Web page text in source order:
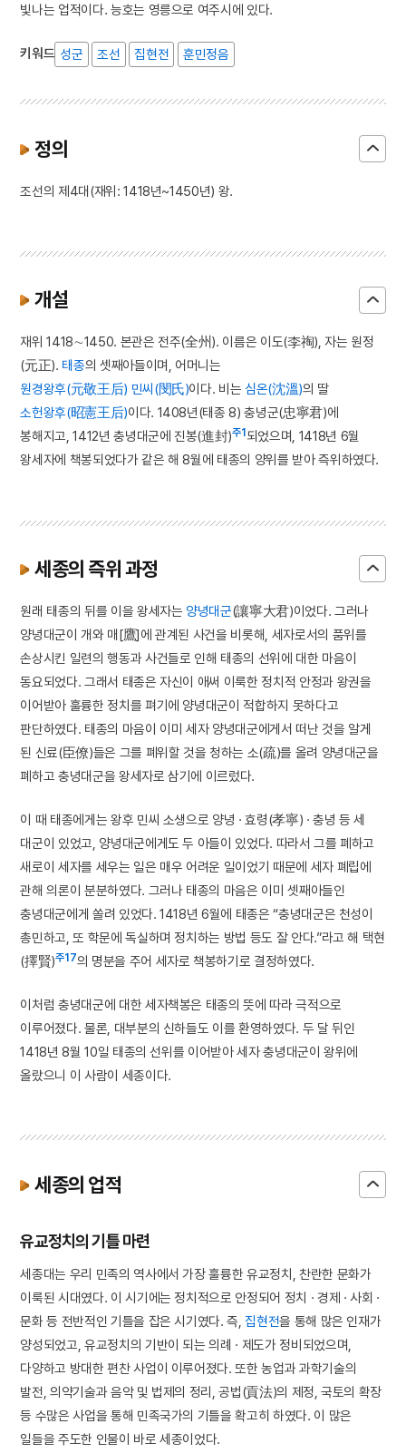
빛나는 업적이다. 능호는 영릉으로 여주시에 있다.
키워드 성군 조선 집현전 훈민정음
정의
조선의 제4대(재위: 1418년~1450년) 왕.
개설
재위 1418∼1450. 본관은 전주(全州). 이름은 이도(李祹), 자는 원정
(元正). 태종의 셋째아들이며, 어머니는
원경왕후(元敬王后) 민씨(閔氏)이다. 비는 심온(沈溫)의 딸
소헌왕후(昭憲王后)이다. 1408년(태종 8) 충녕군(忠寧君)에
봉해지고, 1412년 충녕대군에 진봉(進封)주1 되었으며, 1418년 6월
왕세자에 책봉되었다가 같은 해 8월에 태종의 양위를 받아 즉위하였다.
세종의 즉위 과정
원래 태종의 뒤를 이을 왕세자는 양녕대군(讓寧大君)이었다. 그러나
양녕대군이 개와 매[鷹]에 관계된 사건을 비롯해, 세자로서의 품위를
손상시킨 일련의 행동과 사건들로 인해 태종의 선위에 대한 마음이
동요되었다. 그래서 태종은 자신이 애써 이룩한 정치적 안정과 왕권을
이어받아 훌륭한 정치를 펴기에 양녕대군이 적합하지 못하다고
판단하였다. 태종의 마음이 이미 세자 양녕대군에게서 떠난 것을 알게
된 신료(臣僚)들은 그를 폐위할 것을 청하는 소(疏)를 올려 양녕대군을
폐하고 충녕대군을 왕세자로 삼기에 이르렀다.
이 때 태종에게는 왕후 민씨 소생으로 양녕 · 효령(孝寧) · 충녕 등 세
대군이 있었고, 양녕대군에게도 두 아들이 있었다. 따라서 그를 폐하고
새로이 세자를 세우는 일은 매우 어려운 일이었기 때문에 세자 폐립에
관해 의론이 분분하였다. 그러나 태종의 마음은 이미 셋째아들인
충녕대군에게 쏠려 있었다. 1418년 6월에 태종은 “충녕대군은 천성이
총민하고, 또 학문에 독실하며 정치하는 방법 등도 잘 안다.”라고 해 택현
(擇賢)주17의 명분을 주어 세자로 책봉하기로 결정하였다.
이처럼 충녕대군에 대한 세자책봉은 태종의 뜻에 따라 극적으로
이루어졌다. 물론, 대부분의 신하들도 이를 환영하였다. 두 달 뒤인
1418년 8월 10일 태종의 선위를 이어받아 세자 충녕대군이 왕위에
올랐으니 이 사람이 세종이다.
세종의 업적
유교정치의 기틀 마련
세종대는 우리 민족의 역사에서 가장 훌륭한 유교정치, 찬란한 문화가
이룩된 시대였다. 이 시기에는 정치적으로 안정되어 정치 · 경제 · 사회 ·
문화 등 전반적인 기틀을 잡은 시기였다. 즉,집현전을 통해 많은 인재가
양성되었고, 유교정치의 기반이 되는 의례 · 제도가 정비되었으며,
다양하고 방대한 편찬 사업이 이루어졌다. 또한 농업과 과학기술의
발전, 의약기술과 음악 및 법제의 정리, 공법(貢法)의 제정, 국토의 확장
등 수많은 사업을 통해 민족국가의 기틀을 확고히 하였다. 이 많은
일들을 주도한 인물이 바로 세종이었다.